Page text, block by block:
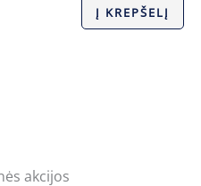
Į KREPŠELĮ
akcijos